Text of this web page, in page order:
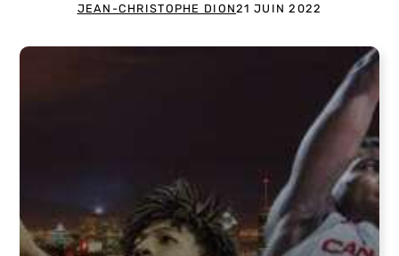
JEAN-CHRISTOPHE DION21 JUIN 2022